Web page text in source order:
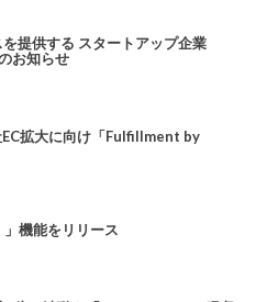
提供する スタートアップ企業
お知らせ
拡大に向け「Fulfillment by
機能をリリース